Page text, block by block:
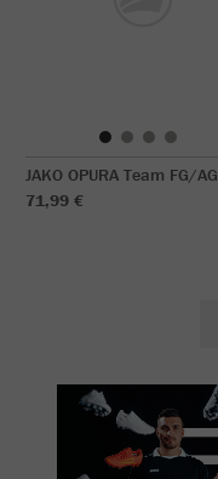
JAKO OPURA Team FG/AG
71,99 €